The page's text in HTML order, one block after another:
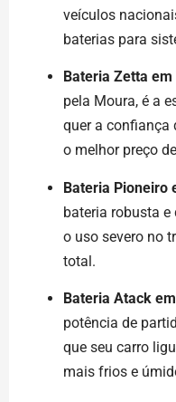
veículos
baterias para
Bateria Zetta
pela Moura, é a
quer a confiança
o melhor preço
Bateria Pioneiro
bateria robusta
o uso severo no
total.
Bateria Atack
potência de
que seu carro
mais frios e